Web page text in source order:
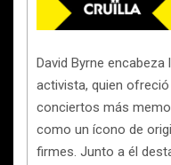
David Byrne
activista, quien
conciertos más
como un ícono de
firmes. Junto a él